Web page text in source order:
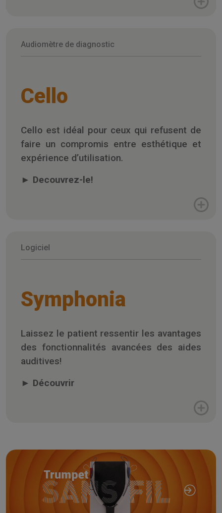
Audiomètre de diagnostic
Cello
Cello est idéal pour ceux qui refusent de
faire un compromis entre esthétique et
expérience d’utilisation.
► Decouvrez-le!
Logiciel
Symphonia
Laissez le patient ressentir les avantages
des fonctionnalités avancées des aides
auditives!
► Découvrir